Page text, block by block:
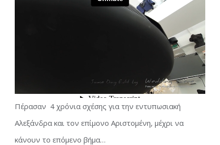
Πέρασαν 4 χρόνια σχέσης για την εντυπωσιακή
Αλεξάνδρα και τον επίμονο Αριστομένη, μέχρι να
κάνουν το επόμενο βήμα…